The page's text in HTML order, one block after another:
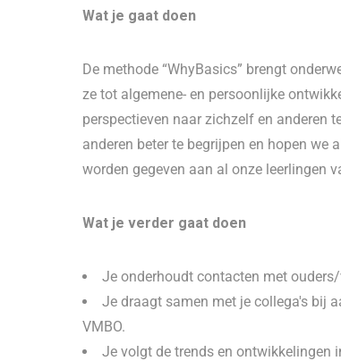
Wat je gaat doen
De methode “WhyBasics” brengt
ze tot algemene- en persoonlijke
perspectieven naar zichzelf en anderen
anderen beter te begrijpen en hopen we
worden gegeven aan al onze leerlingen
Wat je verder gaat doen
Je onderhoudt contacten met
Je draagt samen met je collega's bij
VMBO.
Je volgt de trends en ontwikkelingen